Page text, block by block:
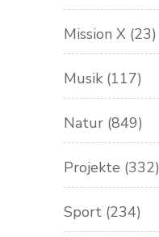
Mission X (23)
Musik (117)
Natur (849)
Projekte (332)
Sport (234)